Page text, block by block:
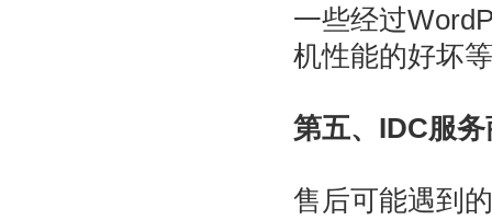
一些经过
机性能的好坏
第五、IDC服
售后可能遇到